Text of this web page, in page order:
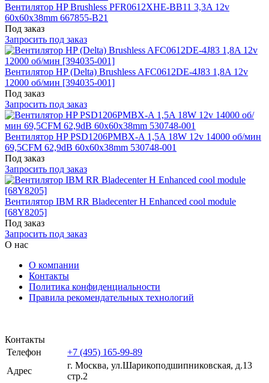
Вентилятор HP Brushless PFR0612XHE-BB11 3,3A 12v
60x60x38mm 667855-B21
Под заказ
Запросить под заказ
Вентилятор HP (Delta) Brushless AFC0612DE-4J83 1,8A 12v
12000 об/мин [394035-001]
Под заказ
Запросить под заказ
Вентилятор HP PSD1206PMBX-A 1,5A 18W 12v 14000 об/мин
69,5CFM 62,9dB 60x60x38mm 530748-001
Под заказ
Запросить под заказ
Вентилятор IBM RR Bladecenter H Enhanced cool module
[68Y8205]
Под заказ
Запросить под заказ
О нас
О компании
Контакты
Политика конфиденциальности
Правила рекомендательных технологий
Контакты
Телефон
+7 (495) 165-99-89
Адрес
г. Москва, ул.​​Шарикоподшипниковская, д.13
стр.2